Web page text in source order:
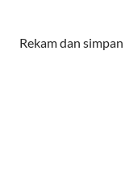
fleksibilitas dan
Keunggulan
streaming,
Rekam dan